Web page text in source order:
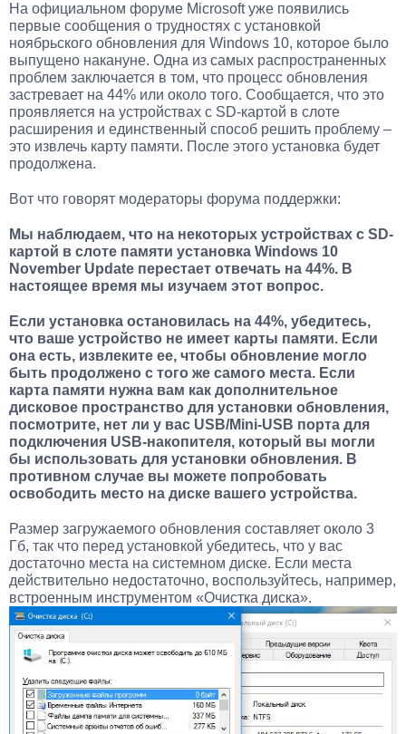
На официальном форуме Microsoft уже появились
первые сообщения о трудностях с установкой
ноябрьского обновления для Windows 10, которое было
выпущено накануне. Одна из самых распространенных
проблем заключается в том, что процесс обновления
застревает на 44% или около того. Сообщается, что это
проявляется на устройствах с SD-картой в слоте
расширения и единственный способ решить проблему –
это извлечь карту памяти. После этого установка будет
продолжена.
Вот что говорят модераторы форума поддержки:
Мы наблюдаем, что на некоторых устройствах с SD-
картой в слоте памяти установка Windows 10
November Update перестает отвечать на 44%. В
настоящее время мы изучаем этот вопрос.
Если установка остановилась на 44%, убедитесь,
что ваше устройство не имеет карты памяти. Если
она есть, извлеките ее, чтобы обновление могло
быть продолжено с того же самого места. Если
карта памяти нужна вам как дополнительное
дисковое пространство для установки обновления,
посмотрите, нет ли у вас USB/Mini-USB порта для
подключения USB-накопителя, который вы могли
бы использовать для установки обновления. В
противном случае вы можете попробовать
освободить место на диске вашего устройства.
Размер загружаемого обновления составляет около 3
Гб, так что перед установкой убедитесь, что у вас
достаточно места на системном диске. Если места
действительно недостаточно, воспользуйтесь, например,
встроенным инструментом «Очистка диска».